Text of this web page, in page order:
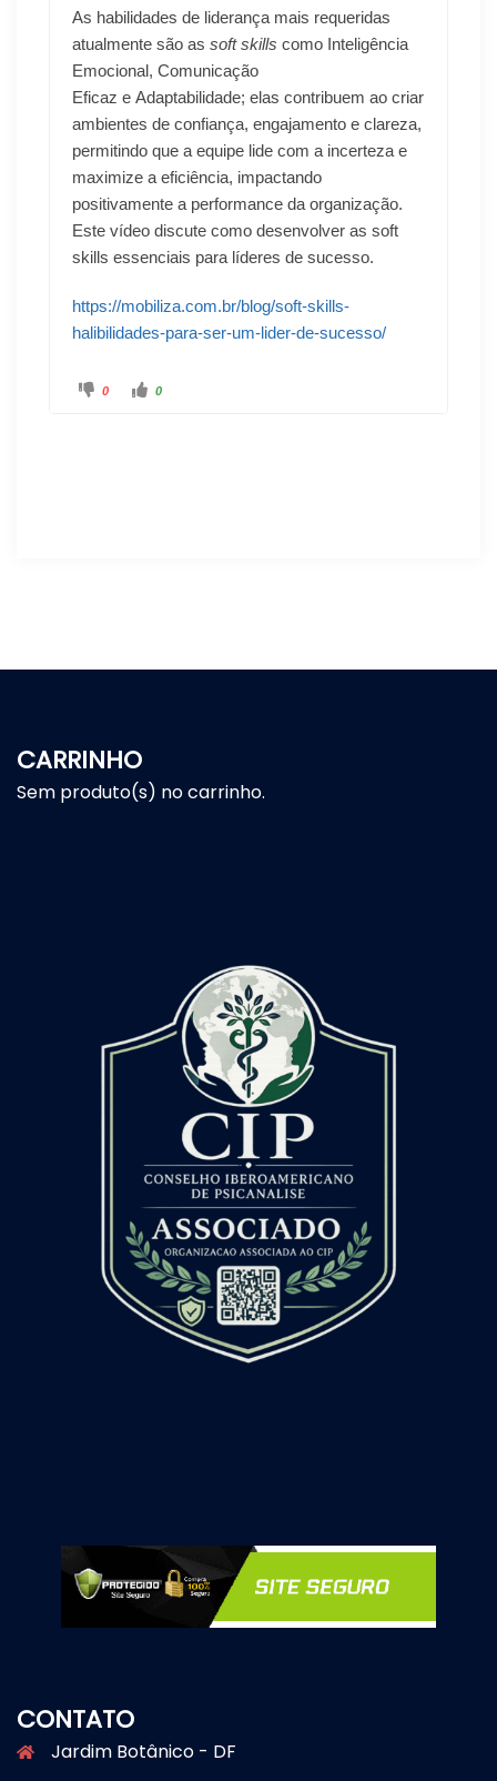
As habilidades de liderança mais requeridas
atualmente são as soft skills como Inteligência
Emocional, Comunicação
Eficaz e Adaptabilidade; elas contribuem ao criar
ambientes de confiança, engajamento e clareza,
permitindo que a equipe lide com a incerteza e
maximize a eficiência, impactando
positivamente a performance da organização.
Este vídeo discute como desenvolver as soft
skills essenciais para líderes de sucesso.
https://mobiliza.com.br/blog/soft-skills-
halibilidades-para-ser-um-lider-de-sucesso/
0 0
CARRINHO
Sem produto(s) no carrinho.
CONTATO
Jardim Botânico - DF